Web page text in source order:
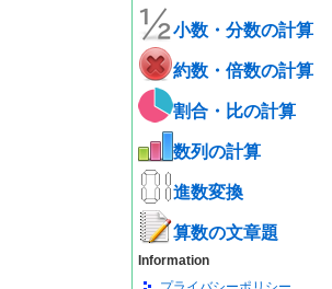
小数・分数の計算
約数・倍数の計算
割合・比の計算
数列の計算
進数変換
算数の文章題
Information